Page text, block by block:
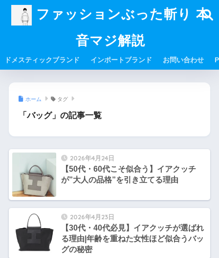
ファッションぶった斬り 本
音マジ解説
ドメスティックブランド インポートブランド お問い合わせ
ホーム タグ
「バッグ」の記事一覧
2026年4月24日
【50代・60代こそ似合う】イアクッチ
が”大人の品格”を引き立てる理由
2026年4月23日
【30代・40代必見】イアクッチが選ばれ
る理由|年齢を重ねた女性ほど似合うバッ
グの秘密